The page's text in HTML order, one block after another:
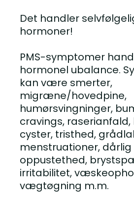
Det handler
hormoner!
PMS-symptomer
hormonel ubalance.
kan være smerter,
migræne/hovedpine,
humørsvingninger,
cravings, raserianfald,
cyster, tristhed,
menstruationer, dårlig
oppustethed,
irritabilitet,
vægtøgning m.m.